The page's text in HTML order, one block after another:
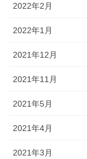
2022年2月
2022年1月
2021年12月
2021年11月
2021年5月
2021年4月
2021年3月